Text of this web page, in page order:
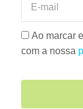
Ao marcar
com a nossa